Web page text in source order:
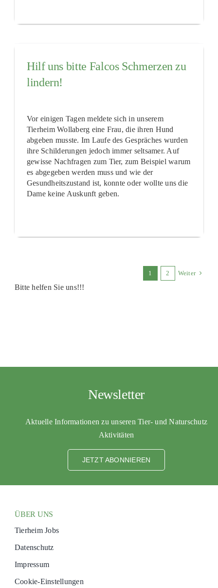
Hilf uns bitte Falcos Schmerzen zu
lindern!
Vor einigen Tagen meldete sich in unserem
Tierheim Wollaberg eine Frau, die ihren Hund
abgeben musste. Im Laufe des Gespräches wurden
ihre Schilderungen jedoch immer seltsamer. Auf
gewisse Nachfragen zum Tier, zum Beispiel warum
es abgegeben werden muss und wie der
Gesundheitszustand ist, konnte oder wollte uns die
Dame keine Auskunft geben.
1 2 Weiter
Bitte helfen Sie uns!!!
Newsletter
Aktuelle Informationen zu unseren Tier- und Naturschutz
Aktivitäten
JETZT ABONNIEREN
ÜBER UNS
Tierheim Jobs
Datenschutz
Impressum
Cookie-Einstellungen